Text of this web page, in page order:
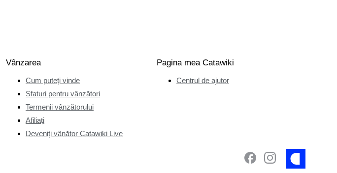
Vânzarea
Cum puteți vinde
Sfaturi pentru vânzători
Termenii vânzătorului
Afiliați
Deveniți vânător Catawiki Live
Pagina mea Catawiki
Centrul de ajutor